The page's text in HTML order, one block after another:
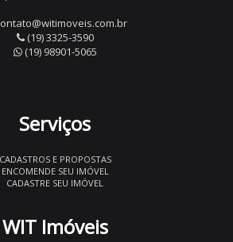
(19) 3325-3590
(19) 98901-5065
Serviços
CADASTROS E PROPOSTAS
ENCOMENDE SEU IMÓVEL
CADASTRE SEU IMÓVEL
WIT Imóveis